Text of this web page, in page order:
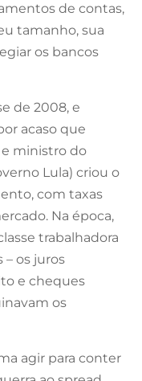
de contas,
tamanho, sua
os bancos
de 2008, e
acaso que
e ministro do
Lula) criou o
com taxas
Na época,
trabalhadora
– os juros
e cheques
os
agir para conter